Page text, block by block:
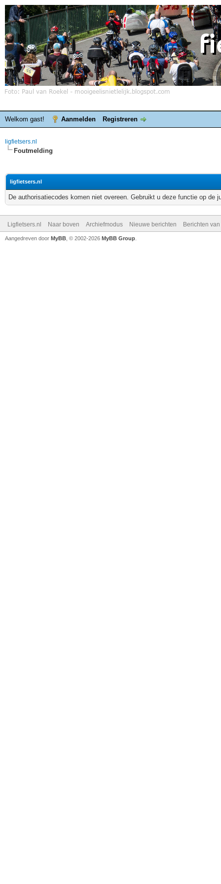
Welkom gast! Aanmelden Registreren
ligfietsers.nl
Foutmelding
ligfietsers.nl
De authorisatiecodes komen niet overeen. Gebruikt u deze functie op de
Ligfietsers.nl Naar boven Archiefmodus Nieuwe berichten Berichten
Aangedreven door MyBB , © 2002-2026 MyBB Group